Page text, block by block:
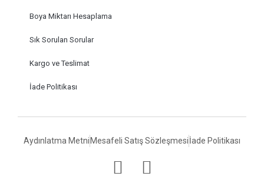
Boya Miktarı Hesaplama
Sık Sorulan Sorular
Kargo ve Teslimat
İade Politikası
Aydınlatma Metni Mesafeli Satış Sözleşmesiİade Politikası